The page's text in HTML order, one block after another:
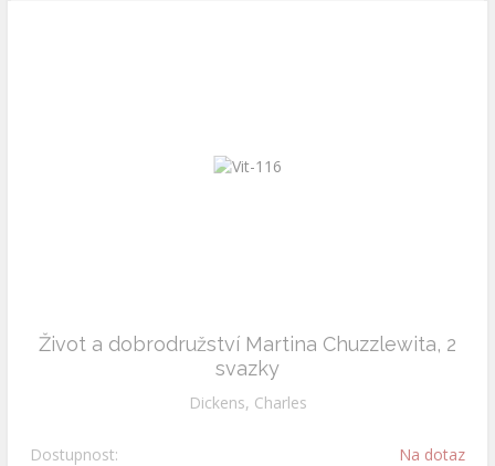
Život a dobrodružství Martina Chuzzlewita, 2
svazky
Dickens, Charles
Dostupnost: Na dotaz